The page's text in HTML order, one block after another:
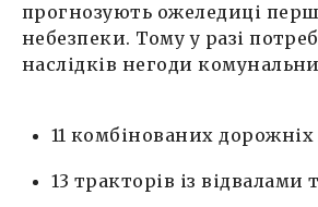
прогнозують ожеледиці
небезпеки. Тому у разі
наслідків негоди
11 комбінованих
13 тракторів із відвалами